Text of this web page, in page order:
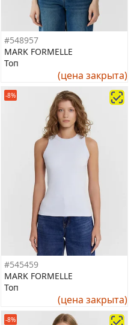
#548957
MARK FORMELLE
Топ
(цена закрыта)
-8%
#545459
MARK FORMELLE
Топ
(цена закрыта)
-8%